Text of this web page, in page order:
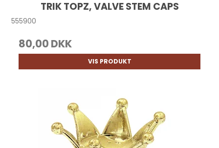
TRIK TOPZ, VALVE STEM CAPS
555900
80,00 DKK
VIS PRODUKT